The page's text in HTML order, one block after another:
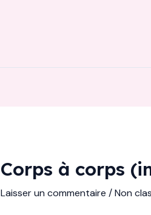
Corps à corps
Laisser un commentaire /Non